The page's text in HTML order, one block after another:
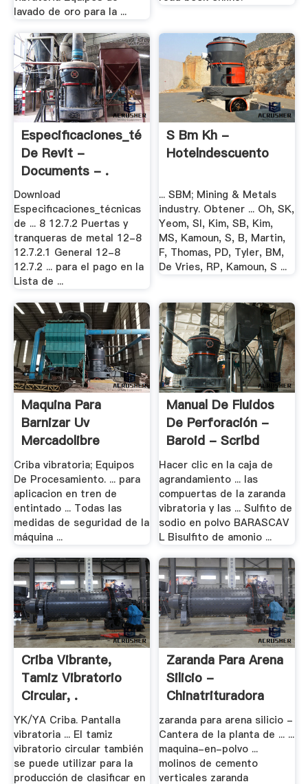
lavado de oro para la ...
Especificaciones_técnicas
De Revit -
Documents - .
Download
Especificaciones_técnicas
de ... 8 12.7.2 Puertas y
tranqueras de metal 12-8
12.7.2.1 General 12-8
12.7.2 ... para el pago en la
Lista de ...
S Bm Kh -
Hotelndescuento
... SBM; Mining & Metals
industry. Obtener ... Oh, SK,
Yeom, SI, Kim, SB, Kim,
MS, Kamoun, S, B, Martin,
F, Thomas, PD, Tyler, BM,
De Vries, RP, Kamoun, S ...
Maquina Para
Barnizar Uv
Mercadolibre
Colombia ...
Criba vibratoria; Equipos
De Procesamiento. ... para
aplicacion en tren de
entintado ... Todas las
medidas de seguridad de la
máquina ...
Manual De Fluidos
De Perforación -
Baroid - Scribd
Hacer clic en la caja de
agrandamiento ... las
compuertas de la zaranda
vibratoria y las ... Sulfito de
sodio en polvo BARASCAV
L Bisulfito de amonio ...
Criba Vibrante,
Tamiz Vibratorio
Circular, .
YK/YA Criba. Pantalla
vibratoria ... El tamiz
vibratorio circular también
se puede utilizar para la
producción de clasificar en
Zaranda Para Arena
Silicio -
Chinatrituradora
zaranda para arena silicio -
Cantera de la planta de ... ...
maquina-en-polvo ...
molinos de cemento
verticales zaranda